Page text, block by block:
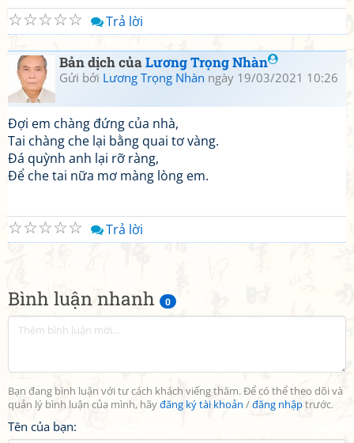
Bình luận nhanh 0
Bạn đang bình luận với tư cách khách viếng thăm. Để có thể theo dõi và
quản lý bình luận của mình, hãyđăng ký tài khoản /đăng nhậptrước.
Tên của bạn:
☆
☆
☆
☆
☆ Trả lời
Bản dịch củaLương Trọng Nhàn
Gửi bởi Lương Trọng Nhàn ngày 19/03/2021 10:26
Đợi em chàng đứng của nhà,
Tai chàng che lại bằng quai tơ vàng.
Đá quỳnh anh lại rỡ ràng,
Để che tai nữa mơ màng lòng em.
☆
☆
☆
☆
☆ Trả lời